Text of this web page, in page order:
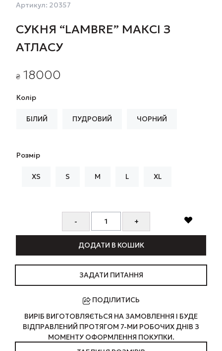
Артикул: 20357
СУКНЯ “LAMBRE” МАКСІ З
АТЛАСУ
₴ 18000
Колір
БІЛИЙ ПУДРОВИЙ ЧОРНИЙ
Розмір
XS S M L XL
ДОДАТИ В КОШИК
ЗАДАТИ ПИТАННЯ
ПОДІЛИТИСЬ
ВИРІБ ВИГОТОВЛЯЄТЬСЯ НА ЗАМОВЛЕННЯ І БУДЕ
ВІДПРАВЛЕНИЙ ПРОТЯГОМ 7-МИ РОБОЧИХ ДНІВ З
МОМЕНТУ ОФОРМЛЕННЯ ПОКУПКИ.